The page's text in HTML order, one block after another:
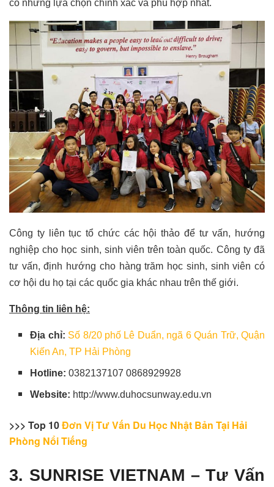
có những lựa chọn chính xác và phù hợp nhất.
Công ty liên tục tổ chức các hội thảo để tư vấn, hướng
nghiệp cho học sinh, sinh viên trên toàn quốc. Công ty đã
tư vấn, định hướng cho hàng trăm học sinh, sinh viên có
cơ hội du họ tại các quốc gia khác nhau trên thế giới.
Thông tin liên hệ:
Địa chỉ: Số 8/20 phố Lê Duẩn, ngã 6 Quán Trữ, Quận
Kiến An, TP Hải Phòng
Hotline: 0382137107 0868929928
Website: http://www.duhocsunway.edu.vn
>>> Top 10Đơn Vị Tư Vấn Du Học Nhật Bản Tại Hải
Phòng Nổi Tiếng
3. SUNRISE VIETNAM – Tư Vấn